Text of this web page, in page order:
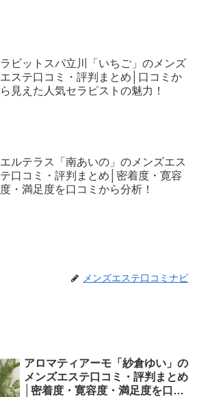
ラビットスパ立川「いちご」のメンズ
エステ口コミ・評判まとめ│口コミか
ら見えた人気セラピストの魅力！
エルテラス「南あいの」のメンズエス
テ口コミ・評判まとめ│密着度・寛容
度・満足度を口コミから分析！
メンズエステ口コミナビ
アロマティアーモ「紗倉ゆい」の
メンズエステ口コミ・評判まとめ
│密着度・寛容度・満足度を口コ